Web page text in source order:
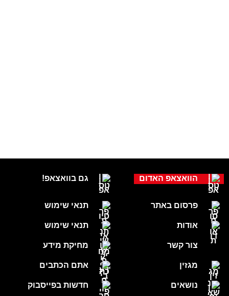
גם בוואצאפ!
תנאי שימוש
תנאי שימוש
מחיקת מידע
אתם הכתבים
חדשות בפייסבוק
הוואצאפ האדום
פרסום באתר
אודות
צור קשר
מגזין
נושאים